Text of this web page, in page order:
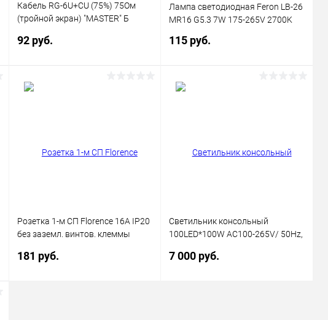
Кабель RG-6U+CU (75%) 75Ом
(тройной экран) "MASTER" Б
92 руб.
Лампа светодиодная Feron LB-26
MR16 G5.3 7W 175-265V 2700K
115 руб.
Розетка 1-м СП Florence 16А IP20
без заземл. винтов. клеммы
OneKeyElectro
181 руб.
Светильник консольный
100LED*100W AC100-265V/ 50Hz,
7 000 руб.